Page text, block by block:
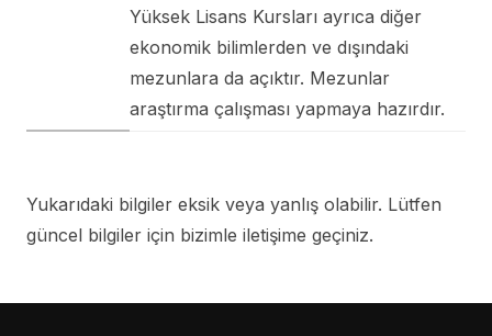
Yüksek Lisans Kursları ayrıca diğer
ekonomik bilimlerden ve dışındaki
mezunlara da açıktır. Mezunlar
araştırma çalışması yapmaya hazırdır.
Yukarıdaki bilgiler eksik veya yanlış olabilir. Lütfen
güncel bilgiler için bizimle iletişime geçiniz.